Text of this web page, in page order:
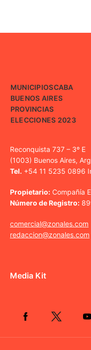
MUNICIPIOSCABA
BUENOS AIRES
PROVINCIAS
ELECCIONES 2023
Reconquista 737 – 3º E
(1003) Buenos Aires,
Tel. +54 11 5235 0896
Propietario: Compañía
Número de Registro:
comercial@zonales.com
redaccion@zonales.com
Media Kit